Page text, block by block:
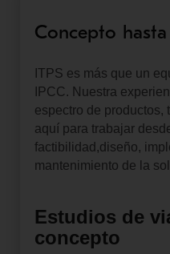
Concepto
ITPS es más que un
IPCC. Nuestra
espectro de productos,
aquí para trabajar
factibilidad,diseño,
mantenimiento de la
Estudios de
concepto